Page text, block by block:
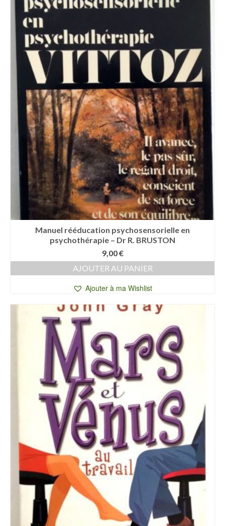
Manuel rééducation psychosensorielle en
psychothérapie – Dr R. BRUSTON
9,00€
AJOUTER AU PANIER
Ajouter à ma Wishlist